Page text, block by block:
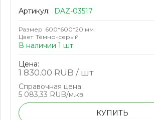
Артикул: DAZ-03517
Размер 600*600*20 мм
Цвет Тёмно-серый
В наличии 1 шт.
Цена:
1 830.00 RUB / шт
Справочная цена:
5 083,33 RUB/м.кв
КУПИТЬ